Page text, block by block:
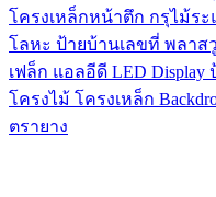
โครงเหล็กหน้าตึก กรุไม้ร
โลหะ ป้ายบ้านเลขที่ พลา
เฟล็ก แอลอีดี LED
โครงไม้ โครงเหล็ก
ตรายาง